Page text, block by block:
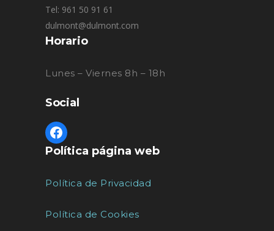
Tel: 961 50 91 61
dulmont@dulmont.com
Horario
Lunes – Viernes 8h – 18h
Social
Política página web
Política de Privacidad
Política de Cookies